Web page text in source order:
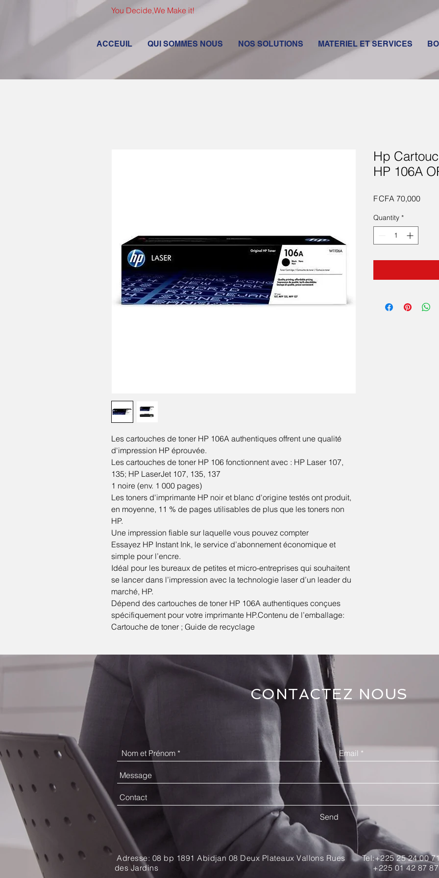
ACCEUIL QUI SOMMES NOUS NOS SOLUTIONS MATERIEL ET SERVICES
You Decide,We Make it!
Les cartouches de toner HP 106A authentiques offrent une qualité
d'impression HP éprouvée.
Les cartouches de toner HP 106 fonctionnent avec : HP Laser 107,
135; HP LaserJet 107, 135, 137
1 noire (env. 1 000 pages)
Les toners d'imprimante HP noir et blanc d'origine testés ont produit,
en moyenne, 11 % de pages utilisables de plus que les toners non
HP.
Une impression fiable sur laquelle vous pouvez compter
Essayez HP Instant Ink, le service d’abonnement économique et
simple pour l’encre.
Idéal pour les bureaux de petites et micro-entreprises qui souhaitent
se lancer dans l’impression avec la technologie laser d’un leader du
marché, HP.
Dépend des cartouches de toner HP 106A authentiques conçues
spécifiquement pour votre imprimante HP.Contenu de l’emballage:
Cartouche de toner ; Guide de recyclage
Hp
HP 106A
F CFA 70,000Price
Quantity *
CONTACTEZ NOUS
Send
Adresse: 08 bp 1891 Abidjan 08 Deux Plateaux Vallons Rues
des Jardins
Tel:+225 25 24 00
+225 01 42 87